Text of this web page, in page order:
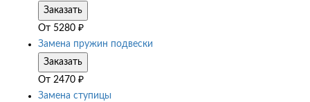
Заказать
От 5280 ₽
Замена пружин подвески
Заказать
От 2470 ₽
Замена ступицы